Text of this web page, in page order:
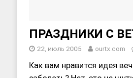
ПРАЗДНИКИ С
22, июль 2005 ourtx.com
Как вам нравится идея